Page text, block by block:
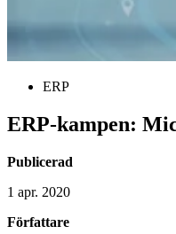
ERP
ERP-kampen:
Publicerad
1 apr. 2020
Författare